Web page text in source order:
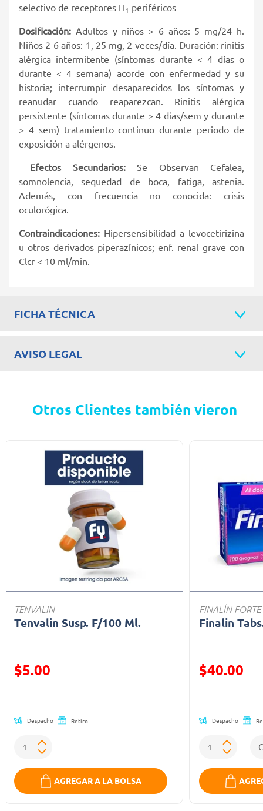
selectivo de receptores H1 periféricos
Dosificación: Adultos y niños > 6 años: 5 mg/24 h.
Niños 2-6 años: 1, 25 mg, 2 veces/día. Duración: rinitis
alérgica intermitente (síntomas durante < 4 días o
durante < 4 semana) acorde con enfermedad y su
historia; interrumpir desaparecidos los síntomas y
reanudar cuando reaparezcan. Rinitis alérgica
persistente (síntomas durante > 4 días/sem y durante
> 4 sem) tratamiento continuo durante periodo de
exposición a alérgenos.
Efectos Secundarios:Se Observan Cefalea,
somnolencia, sequedad de boca, fatiga, astenia.
Además, con frecuencia no conocida: crisis
oculorógica.
Contraindicaciones: Hipersensibilidad a levocetirizina
u otros derivados piperazínicos; enf. renal grave con
Clcr < 10 ml/min.
FICHA TÉCNICA
AVISO LEGAL
Otros Clientes también vieron
TENVALIN
Tenvalin Susp. F/100 Ml.
Precio reducido de
$5.00
Despacho Retiro
AGREGAR A LA BOLSA
FINALÍN FORTE
Finalin
Precio
$40.00
Despacho